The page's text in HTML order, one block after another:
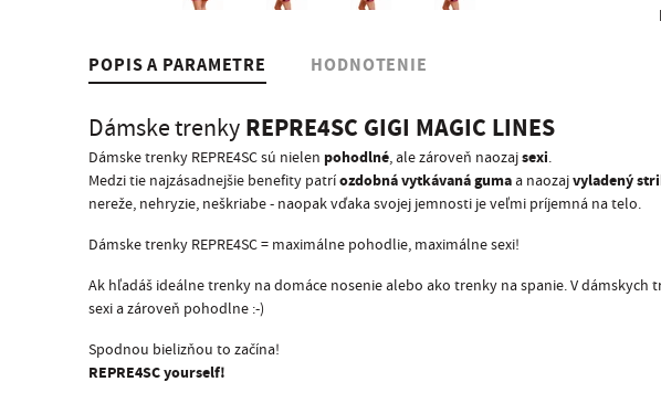
POPIS A PARAMETRE HODNOTENIE
Dámske trenky REPRE4SC GIGI MAGIC LINES
Dámske trenky REPRE4SC sú nielen pohodlné, ale zároveň naozajsexi.
Medzi tie najzásadnejšie benefity patríozdobná vytkávaná guma a naozajvyladený
nereže, nehryzie, neškriabe - naopak vďaka svojej jemnosti je veľmi príjemná na telo.
Dámske trenky REPRE4SC = maximálne pohodlie, maximálne sexi!
Ak hľadáš ideálne trenky na domáce nosenie alebo ako trenky na spanie. V
sexi a zároveň pohodlne :-)
Spodnou bielizňou to začína!
REPRE4SC yourself!